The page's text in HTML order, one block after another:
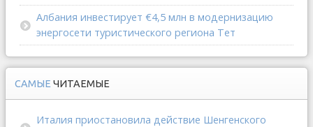
Албания инвестирует €4,5 млн в модернизацию
энергосети туристического региона Тет
САМЫЕ ЧИТАЕМЫЕ
Италия приостановила действие Шенгенского